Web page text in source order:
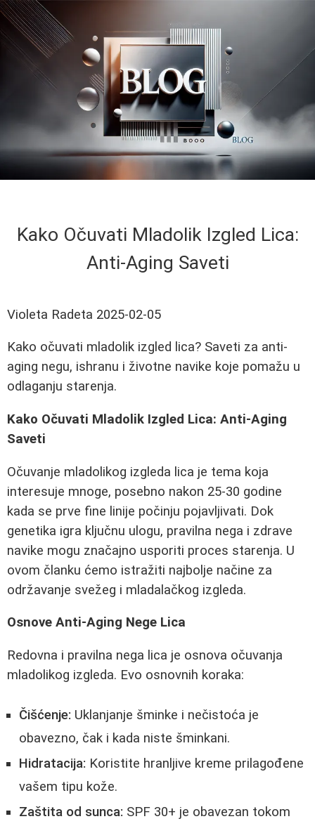
Kako Očuvati Mladolik Izgled Lica:
Anti-Aging Saveti
Violeta Radeta 2025-02-05
Kako očuvati mladolik izgled lica? Saveti za anti-
aging negu, ishranu i životne navike koje pomažu u
odlaganju starenja.
Kako Očuvati Mladolik Izgled Lica: Anti-Aging
Saveti
Očuvanje mladolikog izgleda lica je tema koja
interesuje mnoge, posebno nakon 25-30 godine
kada se prve fine linije počinju pojavljivati. Dok
genetika igra ključnu ulogu, pravilna nega i zdrave
navike mogu značajno usporiti proces starenja. U
ovom članku ćemo istražiti najbolje načine za
održavanje svežeg i mladalačkog izgleda.
Osnove Anti-Aging Nege Lica
Redovna i pravilna nega lica je osnova očuvanja
mladolikog izgleda. Evo osnovnih koraka:
Čišćenje: Uklanjanje šminke i nečistoća je
obavezno, čak i kada niste šminkani.
Hidratacija: Koristite hranljive kreme prilagođene
vašem tipu kože.
Zaštita od sunca: SPF 30+ je obavezan tokom